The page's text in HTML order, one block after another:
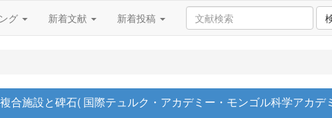
グ 新着文献 新着投稿
合施設と碑石( 国際テュルク・アカデミー・モンゴル科学アカデ